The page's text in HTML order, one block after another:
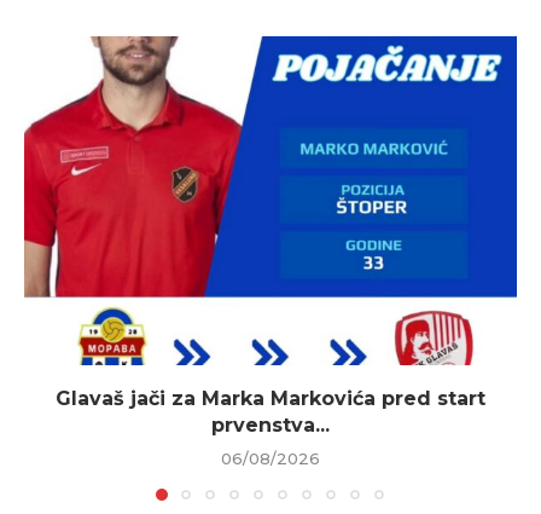
Glavaš jači za Marka Markovića pred start
prvenstva...
06/08/2026